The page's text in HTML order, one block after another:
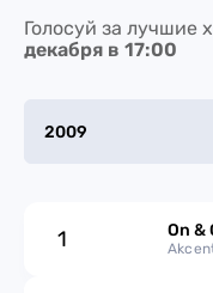
Голосуй за лучшие
декабря в 17:00
2009
2024
1 On &